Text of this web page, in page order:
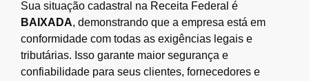
Sua situação cadastral na Receita Federal é
BAIXADA, demonstrando que a empresa está em
conformidade com todas as exigências legais e
tributárias. Isso garante maior segurança e
confiabilidade para seus clientes, fornecedores e